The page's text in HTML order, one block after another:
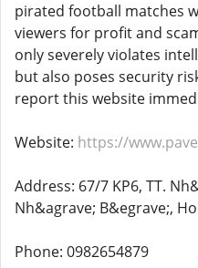
pirated football matches
viewers for profit and
only severely violates
but also poses security
report this website
Website: https://
Address: 67/7 KP6, TT.
Nh&agrave; B&egrave;,
Phone: 0982654879